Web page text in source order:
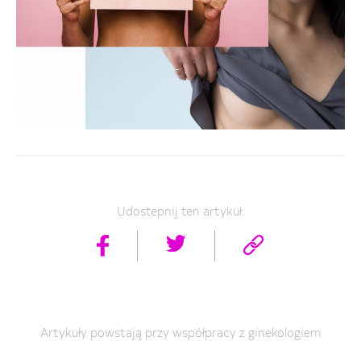
Udostepnij ten artykuł:
Artykuły powstają przy współpracy z ginekologiem